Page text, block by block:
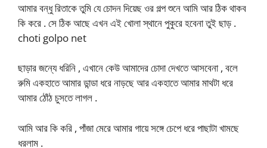
আমার বন্ধু রিতাকে তুমি যে চোদন দিয়েছ ওর গল্প শুনে আমি আর ঠিক থাকব
কি করে . সে ঠিক আছে এখন এই খোলা স্থানে পুকুরে হবেনা তুই ছাড় .
choti golpo net
ছাড়ার জন্যে ধরিনি , এখানে কেউ আমাদের চোদা দেখতে আসবেনা , বলে
রুমি একহাতে আমার ডান্ডা ধরে নাড়ছে আর একহাতে আমার মাথটা ধরে
আমার ঠোঁঠ চুসতে লাগল .
আমি আর কি করি , পাঁজা মেরে আমার গায়ে সঙ্গে চেপে ধরে পাছাটা খামছে
ধরলাম .